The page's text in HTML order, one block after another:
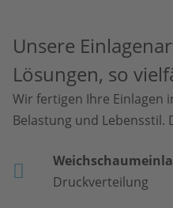
Unsere
Lösungen, so
Wir fertigen Ihre Einlagen
Belastung und Lebensstil.
Druckverteilung